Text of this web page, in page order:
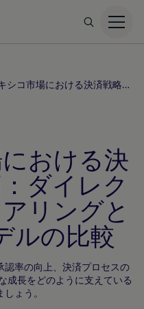
メキシコ市場における決済戦略の評価：ダイレクト・アクワイアリングと越境決済モデルの比較
おける決
ダイレク
リングと
ルの比較
認率の向上、決済プロセスの
成長をどのように支えている
ょう。